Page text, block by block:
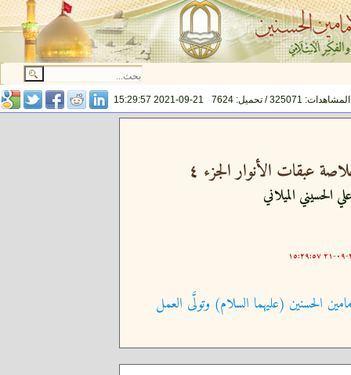
المشاهدات: 325071 / تحميل: 7624 2021-09-21 15:29:57
عبقات الأنوار الجزء ٤
الحسيني الميلاني
الحسنين (عليهما السلام) وتولَّى العمل